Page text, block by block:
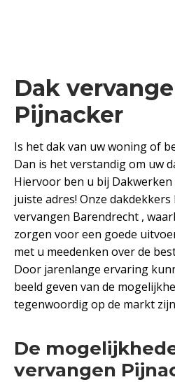
Dak
Pijnacker
Is het dak van uw woning of
Dan is het verstandig om uw
Hiervoor ben u bij
juiste adres! Onze
vervangen Barendrecht ,
zorgen voor een goede
met u meedenken over de
Door jarenlange ervaring
beeld geven van de
tegenwoordig op de markt
De
vervangen